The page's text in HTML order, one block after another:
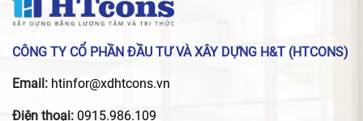
CÔNG TY CỔ PHẦN ĐẦU TƯ VÀ XÂY DỰNG H&T (HTCONS)
Email: htinfor@xdhtcons.vn
Điện thoại: 0915.986.109